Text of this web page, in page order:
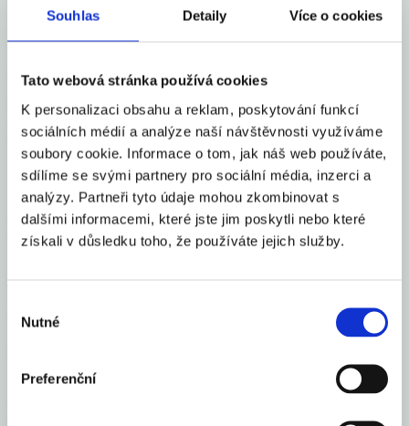
Souhlas Detaily Více o cookies
Tato webová stránka používá cookies
K personalizaci obsahu a reklam, poskytování funkcí
sociálních médií a analýze naší návštěvnosti využíváme
soubory cookie. Informace o tom, jak náš web používáte,
sdílíme se svými partnery pro sociální média, inzerci a
analýzy. Partneři tyto údaje mohou zkombinovat s
dalšími informacemi, které jste jim poskytli nebo které
získali v důsledku toho, že používáte jejich služby.
souhlasu
Nutné
Preferenční
Navíc polská centrální banka drží základní sazbu stále na historicky
české koruně. Česká národní banka totiž už svoji základní sazbu
zvedá. A letos ji ještě pravděpodobně dvakrát zvýší. Ta by tak mohla
už koncem roku činit 1,25 procenta, a být tak o více než procentní
bod vyšší než stávající základní sazba polská.
Sdílet článek
Mohlo by Vás zajímat